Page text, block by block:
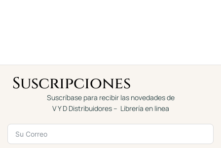
Suscripciones
Suscríbase para recibir las novedades de
V Y D Distribuidores – Librería en linea